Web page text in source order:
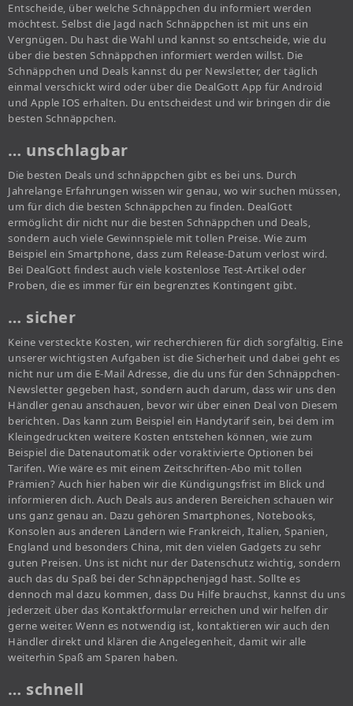
Entscheide, über welche Schnäppchen du informiert werden
möchtest. Selbst die Jagd nach Schnäppchen ist mit uns ein
Vergnügen. Du hast die Wahl und kannst so entscheide, wie du
über die besten Schnäppchen informiert werden willst. Die
Schnäppchen und Deals kannst du per Newsletter, der täglich
einmal verschickt wird oder über die DealGott App für Android
und Apple IOS erhalten. Du entscheidest und wir bringen dir die
besten Schnäppchen.
… unschlagbar
Die besten Deals und schnäppchen gibt es bei uns. Durch
Jahrelange Erfahrungen wissen wir genau, wo wir suchen müssen,
um für dich die besten Schnäppchen zu finden. DealGott
ermöglicht dir nicht nur die besten Schnäppchen und Deals,
sondern auch viele Gewinnspiele mit tollen Preise. Wie zum
Beispiel ein Smartphone, dass zum Release-Datum verlost wird.
Bei DealGott findest auch viele kostenlose Test-Artikel oder
Proben, die es immer für ein begrenztes Kontingent gibt.
… sicher
Keine versteckte Kosten, wir recherchieren für dich sorgfältig. Eine
unserer wichtigsten Aufgaben ist die Sicherheit und dabei geht es
nicht nur um die E-Mail Adresse, die du uns für den Schnäppchen-
Newsletter gegeben hast, sondern auch darum, dass wir uns den
Händler genau anschauen, bevor wir über einen Deal von Diesem
berichten. Das kann zum Beispiel ein Handytarif sein, bei dem im
Kleingedruckten weitere Kosten entstehen können, wie zum
Beispiel die Datenautomatik oder voraktivierte Optionen bei
Tarifen. Wie wäre es mit einem Zeitschriften-Abo mit tollen
Prämien? Auch hier haben wir die Kündigungsfrist im Blick und
informieren dich. Auch Deals aus anderen Bereichen schauen wir
uns ganz genau an. Dazu gehören Smartphones, Notebooks,
Konsolen aus anderen Ländern wie Frankreich, Italien, Spanien,
England und besonders China, mit den vielen Gadgets zu sehr
guten Preisen. Uns ist nicht nur der Datenschutz wichtig, sondern
auch das du Spaß bei der Schnäppchenjagd hast. Sollte es
dennoch mal dazu kommen, dass Du Hilfe brauchst, kannst du uns
jederzeit über das Kontaktformular erreichen und wir helfen dir
gerne weiter. Wenn es notwendig ist, kontaktieren wir auch den
Händler direkt und klären die Angelegenheit, damit wir alle
weiterhin Spaß am Sparen haben.
… schnell